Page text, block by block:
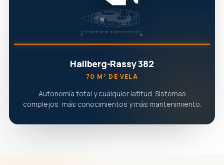
Hallberg-Rassy 382
70 M² DE VELA
Autonomía total y cualquier latitud. Sistemas
complejos: más conocimientos y más mantenimiento.